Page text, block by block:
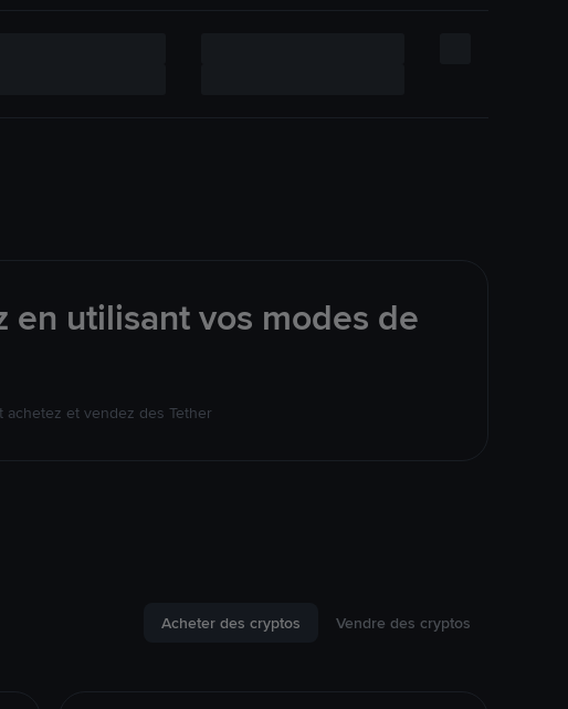
en utilisant vos modes de
et vendez des Tether
Acheter des cryptos Vendre des cryptos